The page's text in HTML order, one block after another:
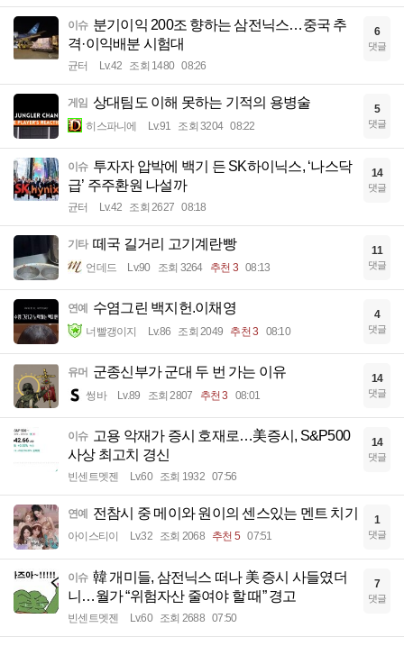
이슈 분기이익 200조 향하는 삼전닉스…중국 추
격·이익배분 시험대
균터 Lv.42 조회 1480 08:26
6
댓글
게임 상대팀도 이해 못하는 기적의 용병술
히스파니에 Lv.91 조회 3204 08:22
5
댓글
이슈 투자자 압박에 백기 든 SK하이닉스, ‘나스닥
급’ 주주환원 나설까
균터 Lv.42 조회 2627 08:18
14
댓글
기타 떼국 길거리 고기계란빵
언데드 Lv.90 조회 3264 추천 3 08:13
11
댓글
연예 수염그린 백지헌.이채영
너빨갱이지 Lv.86 조회 2049 추천 3 08:10
4
댓글
유머 군종신부가 군대 두 번 가는 이유
썽바 Lv.89 조회 2807 추천 3 08:01
14
댓글
이슈 고용 악재가 증시 호재로…美증시, S&P500
사상 최고치 경신
빈센트멧젠 Lv.60 조회 1932 07:56
14
댓글
연예 전참시 중 메이와 원이의 센스있는 멘트 치기
아이스티이 Lv.32 조회 2068 추천 5 07:51
1
댓글
이슈 韓 개미들, 삼전닉스 떠나 美 증시 사들였더
니…월가 “위험자산 줄여야 할 때” 경고
빈센트멧젠 Lv.60 조회 2688 07:50
7
댓글